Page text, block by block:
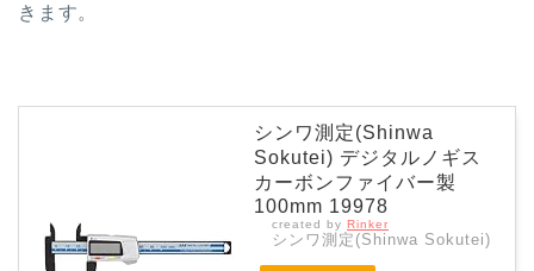
きます。
シンワ測定(Shinwa
Sokutei) デジタルノギス
カーボンファイバー製
100mm 19978
created by Rinker
シンワ測定(Shinwa Sokutei)